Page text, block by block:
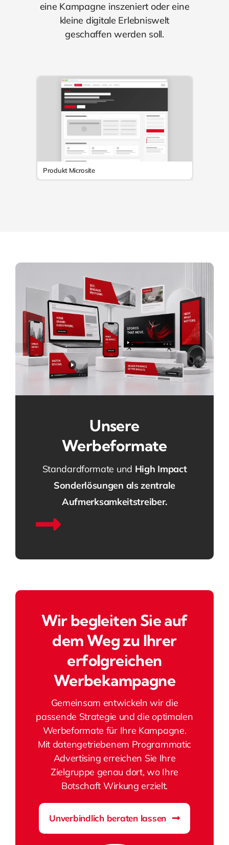
eine Kampagne inszeniert oder eine
kleine digitale Erlebniswelt
geschaffen werden soll.
Produkt Microsite
Unsere
Werbeformate
Standardformate und High Impact
Sonderlösungen als zentrale
Aufmerksamkeitstreiber.
Wir begleiten Sie auf
dem Weg zu Ihrer
erfolgreichen
Werbekampagne
Gemeinsam entwickeln wir die
passende Strategie und die optimalen
Werbeformate für Ihre Kampagne.
Mit datengetriebenem Programmatic
Advertising erreichen Sie Ihre
Zielgruppe genau dort, wo Ihre
Botschaft Wirkung erzielt.
Unverbindlich beraten lassen